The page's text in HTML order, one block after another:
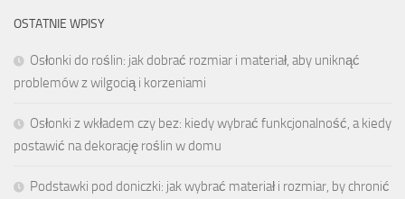
OSTATNIE WPISY
Osłonki do roślin: jak dobrać rozmiar i materiał, aby uniknąć
problemów z wilgocią i korzeniami
Osłonki z wkładem czy bez: kiedy wybrać funkcjonalność, a kiedy
postawić na dekorację roślin w domu
Podstawki pod doniczki: jak wybrać materiał i rozmiar, by chronić